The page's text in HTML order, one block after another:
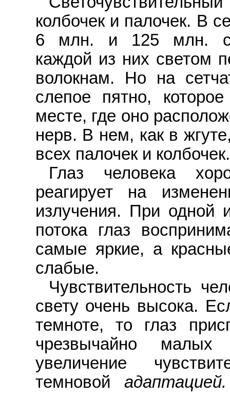
колбочек и палочек. В
6 млн. и 125 млн.
каждой из них светом
волокнам. Но на
слепое пятно,
месте, где оно
нерв. В нем, как в
всех палочек и колбочек.
Глаз человека
реагирует на
излучения. При одной
потока глаз
самые яркие, а
слабые.
Чувствительность
свету очень высока.
темноте, то глаз
чрезвычайно малых
увеличение
темновойадаптацией.